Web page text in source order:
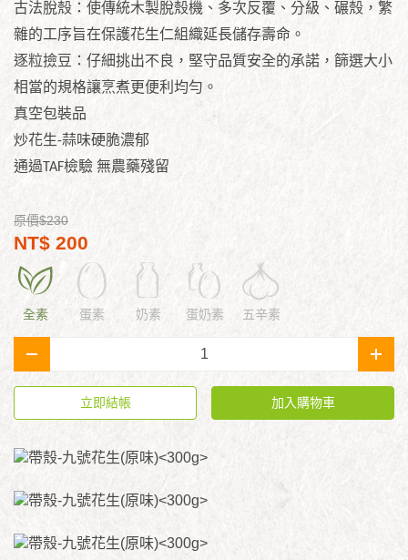
古法脫殼：使傳統木製脫殼機、多次反覆、分級、碾殼，繁
雜的工序旨在保護花生仁組織延長儲存壽命。
逐粒撿豆：仔細挑出不良，堅守品質安全的承諾，篩選大小
相當的規格讓烹煮更便利均勻。
真空包裝品
炒花生-蒜味硬脆濃郁
通過TAF檢驗 無農藥殘留
原價$230
NT$ 200
全素 蛋素 奶素 蛋奶素 五辛素
- +
立即結帳 加入購物車